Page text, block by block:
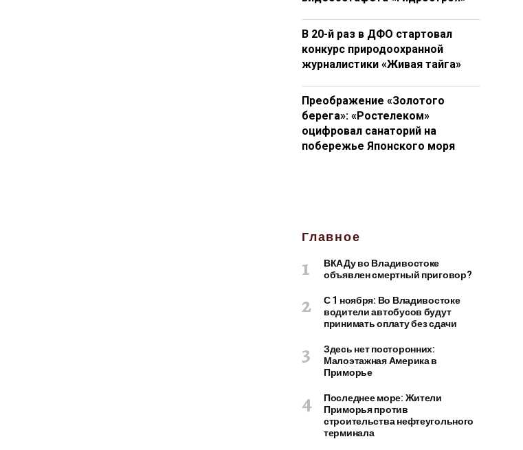
В 20-й раз в ДФО стартовал
конкурс природоохранной
журналистики «Живая тайга»
Преображение «Золотого
берега»: «Ростелеком»
оцифровал санаторий на
побережье Японского моря
Главное
ВКАДу во Владивостоке
объявлен смертный приговор?
С 1 ноября: Во Владивостоке
водители автобусов будут
принимать оплату без сдачи
Здесь нет посторонних:
Малоэтажная Америка в
Приморье
Последнее море: Жители
Приморья против
строительства нефтеугольного
терминала